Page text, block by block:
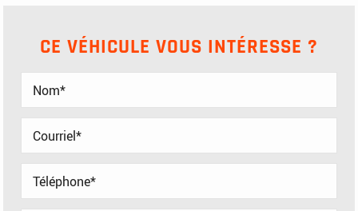
CE VÉHICULE VOUS INTÉRESSE ?